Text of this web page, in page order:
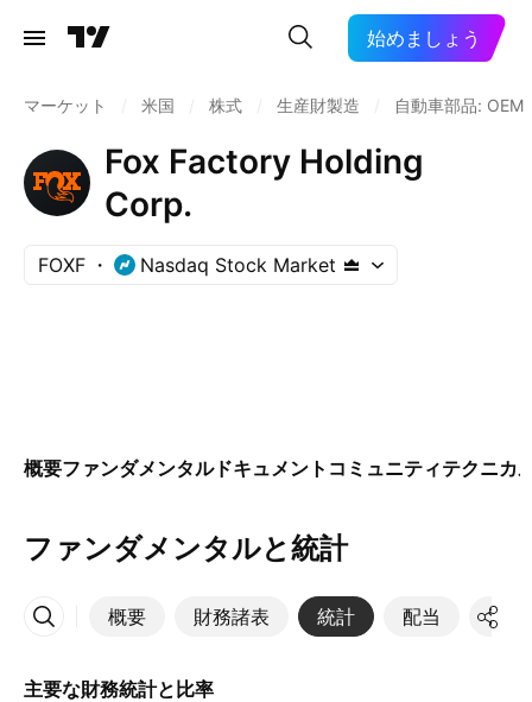
始めましょう
マーケット 米国 株式 生産財製造 自動車部品: OEM
Fox Factory Holding
Corp.
FOXF Nasdaq Stock Market
概要ファンダメンタルドキュメント コミュニティテクニカ
ファンダメンタルと統計
概要 財務諸表 統計 配当 決算
その他
主要な財務統計と比率